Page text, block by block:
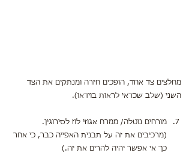
מחלצים צד אחד, הופכים חזרה ומנתקים את הצד
השני (שלב שכדאי לראות בוידאו).
מורחים נוטלה/ ממרח אגוזי לוז לסירוגין.
(מרכיבים את זה על תבנית האפייה כבר, כי אחר
כך אי אפשר יהיה להרים את זה.)